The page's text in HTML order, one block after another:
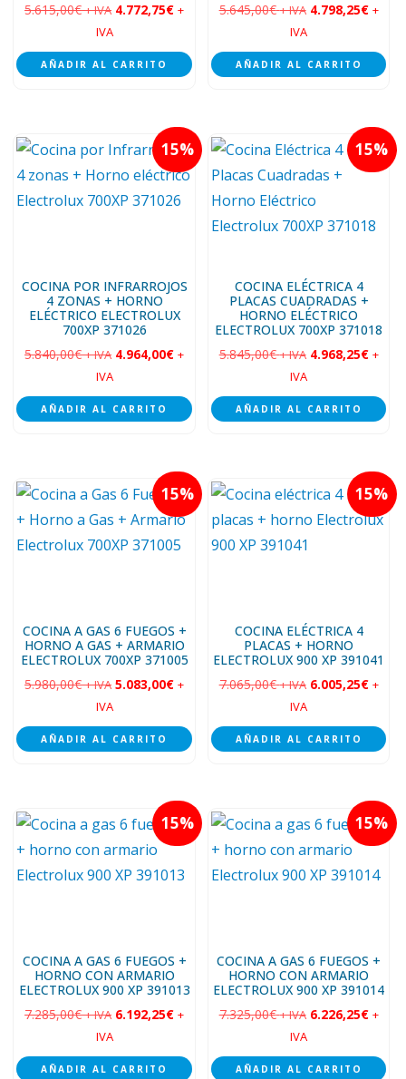
5.615,00€ + IVA 4.772,75€ +
IVA
AÑADIR AL CARRITO
5.645,00€ + IVA 4.798,25€ +
IVA
AÑADIR AL CARRITO
15
COCINA POR INFRARROJOS
4 ZONAS + HORNO
ELÉCTRICO ELECTROLUX
700XP 371026
5.840,00€ + IVA 4.964,00€ +
IVA
AÑADIR AL CARRITO
15
COCINA ELÉCTRICA 4
PLACAS CUADRADAS +
HORNO ELÉCTRICO
ELECTROLUX 700XP 371018
5.845,00€ + IVA 4.968,25€ +
IVA
AÑADIR AL CARRITO
15
COCINA A GAS 6 FUEGOS +
HORNO A GAS + ARMARIO
ELECTROLUX 700XP 371005
5.980,00€ + IVA 5.083,00€ +
IVA
AÑADIR AL CARRITO
15
COCINA ELÉCTRICA 4
PLACAS + HORNO
ELECTROLUX 900 XP 391041
7.065,00€ + IVA 6.005,25€ +
IVA
AÑADIR AL CARRITO
15
COCINA A GAS 6 FUEGOS +
HORNO CON ARMARIO
ELECTROLUX 900 XP 391013
7.285,00€ + IVA 6.192,25€ +
IVA
AÑADIR AL CARRITO
15
COCINA A GAS 6 FUEGOS +
HORNO CON ARMARIO
ELECTROLUX 900 XP 391014
7.325,00€ + IVA 6.226,25€ +
IVA
AÑADIR AL CARRITO